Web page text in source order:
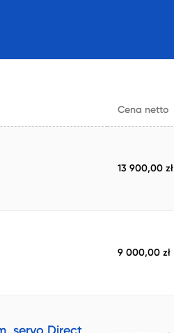
Cena netto
13 900,00 zł
9 000,00 zł